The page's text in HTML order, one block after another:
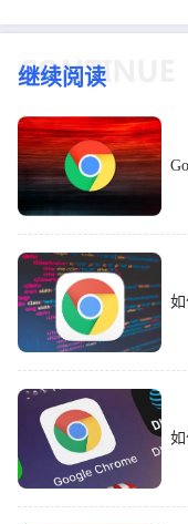
继续阅读
如
如